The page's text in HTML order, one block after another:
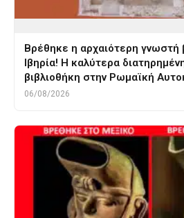
Βρέθηκε η αρχαιότερη γνωστή
Ιβηρία! Η καλύτερα
βιβλιοθήκη στην Ρωμαϊκή
06/08/2026